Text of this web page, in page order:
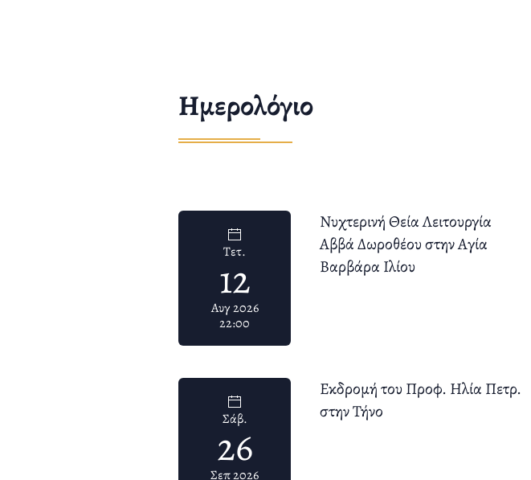
Ημερολόγιο
Τετ.
12
Αυγ 2026
22:00
Νυχτερινή Θεία Λειτουργία
Αββά Δωροθέου στην Αγία
Βαρβάρα Ιλίου
Σάβ.
26
Σεπ 2026
Εκδρομή του Προφ. Ηλία Πετρ.
στην Τήνο